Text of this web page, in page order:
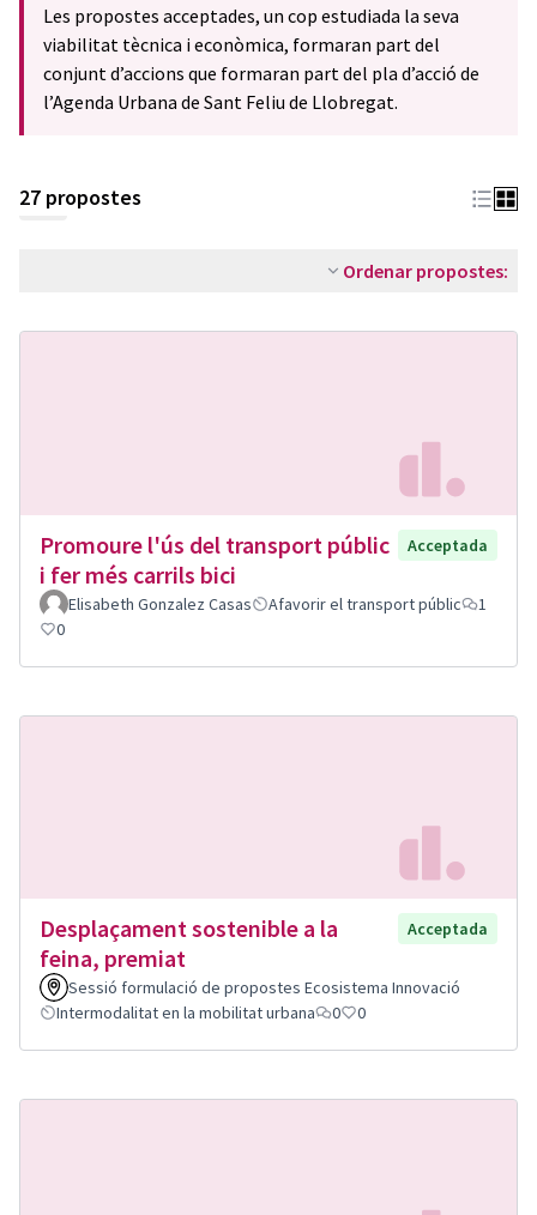
Les propostes acceptades, un cop estudiada la seva
viabilitat tècnica i econòmica, formaran part del
conjunt d’accions que formaran part del pla d’acció de
l’Agenda Urbana de Sant Feliu de Llobregat.
27 propostes
Ordenar propostes:
Promoure l'ús del transport públic
i fer més carrils bici
Acceptada
Elisabeth Gonzalez Casas Afavorir el transport públic
1
0
Desplaçament sostenible a la
feina, premiat
Acceptada
Sessió formulació de propostes Ecosistema Innovació
Intermodalitat en la mobilitat urbana
0 0